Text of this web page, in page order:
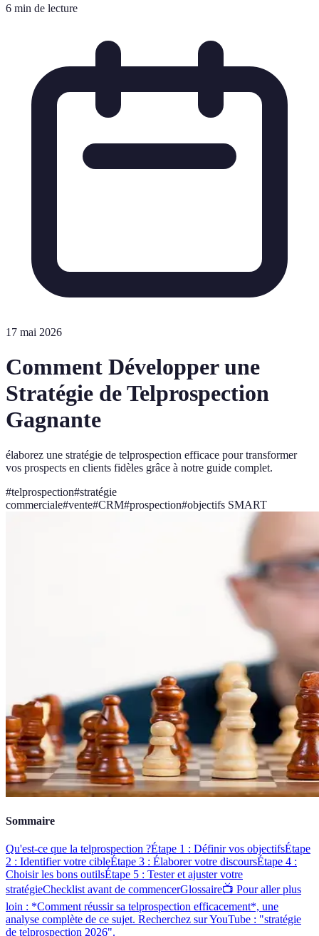
6 min de lecture
17 mai 2026
Comment Développer une
Stratégie de Telprospection
Gagnante
élaborez une stratégie de telprospection efficace pour transformer
vos prospects en clients fidèles grâce à notre guide complet.
#telprospection#stratégie
commerciale#vente#CRM#prospection#objectifs SMART
Sommaire
Qu'est-ce que la telprospection ?Étape 1 : Définir vos objectifsÉtape
2 : Identifier votre cibleÉtape 3 : Élaborer votre discoursÉtape 4 :
Choisir les bons outilsÉtape 5 : Tester et ajuster votre
stratégieChecklist avant de commencerGlossaire📺 Pour aller plus
loin : *Comment réussir sa telprospection efficacement*, une
analyse complète de ce sujet. Recherchez sur YouTube : "stratégie
de telprospection 2026".